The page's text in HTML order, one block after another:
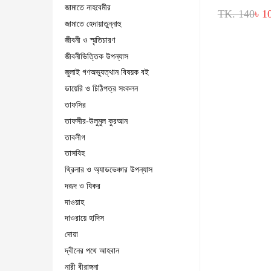
জামাতে নাহবেমীর
জামাতে হেদায়াতুন্নাহু
জীবনী ও স্মৃতিচারণ
জীবনীভিত্তিক উপন্যাস
জুলাই গণঅভ্যুত্থান বিষয়ক বই
ডায়েরি ও চিঠিপত্র সংকলন
তাফসির
তাফসীর-উলুমুল কুরআন
তাবলীগ
তাসবিহ
থ্রিলার ও অ্যাডভেঞ্চার উপন্যাস
দরূদ ও যিকর
দাওয়াহ
দাওরায়ে হাদিস
দোয়া
দ্বীনের পথে আহবান
নারী বীরাঙ্গনা
TK. 140৳